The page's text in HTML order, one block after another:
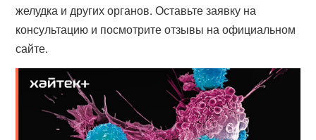
желудка и других органов. Оставьте заявку на
консультацию и посмотрите отзывы на официальном
сайте.